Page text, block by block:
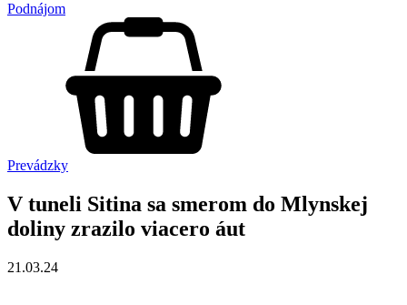
Podnájom
Prevádzky
V tuneli Sitina sa smerom do Mlynskej
doliny zrazilo viacero áut
21.03.24